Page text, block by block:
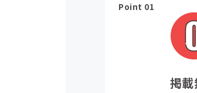
Point 01
掲